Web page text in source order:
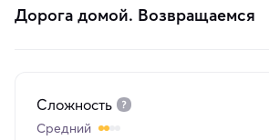
Дорога домой. Возвращаемся
Сложность
Средний